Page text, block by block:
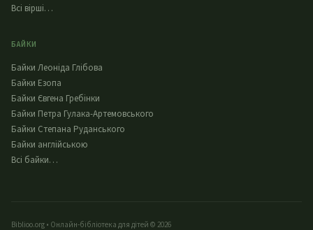
Всі вірші…
БАЙКИ
Байки Леоніда Глібова
Байки Езопа
Байки Євгена Гребінки
Байки Петра Гулака-Артемовського
Байки Степана Руданського
Байки англійською
Всі байки…
Biblioo.org • Онлайн-бібліотека для дітей © 2026